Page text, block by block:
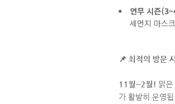
연무 시즌
세먼지 마스
📌 최적의 방문
11월~2월! 맑
가 활발히 운영